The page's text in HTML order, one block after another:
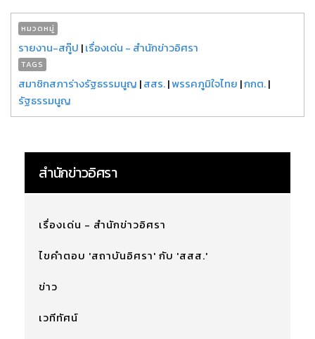
หมวดหมู่
รายงาน-สกู๊ป |เรื่องเด่น - สำนักข่าวอิศรา
TAGS
สมาชิกสภาร่างรัฐธรรมนูญ |สสร.|พรรคภูมิใจไทย |กกต.|
รัฐธรรมนูญ
สำนักข่าวอิศรา
เรื่องเด่น - สำนักข่าวอิศรา
ไขคำตอบ 'สถาบันอิศรา' กับ 'สสส.'
ข่าว
เวทีทัศน์